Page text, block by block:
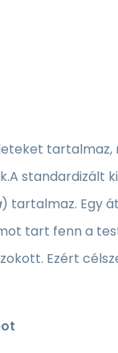
tartalmaz,
standardizált
) tartalmaz. Egy
tart fenn a
Ezért